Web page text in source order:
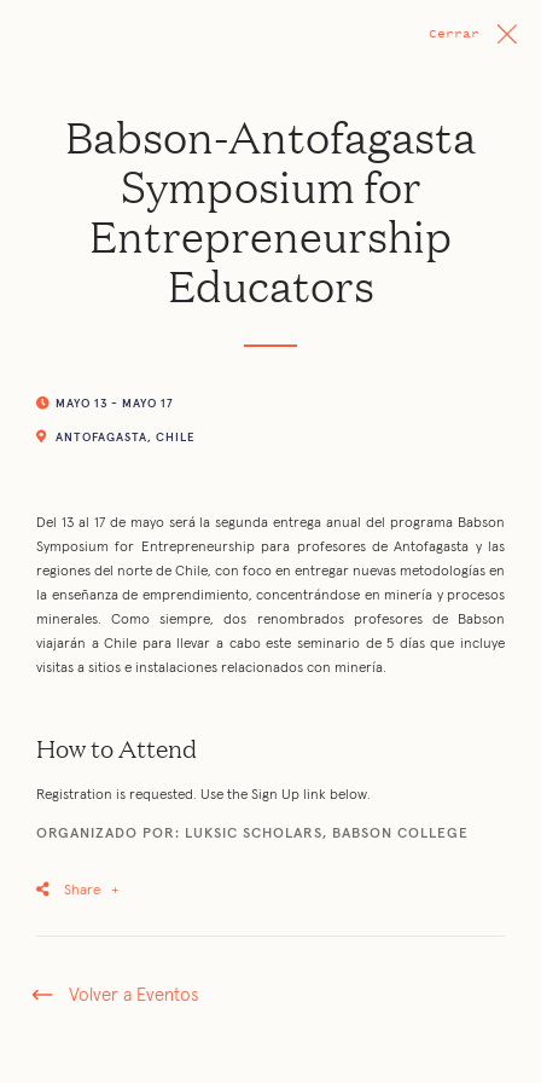
Cerrar
Babson-Antofagasta
Symposium for
Entrepreneurship
Educators
MAYO 13 - MAYO 17
ANTOFAGASTA, CHILE
Del 13 al 17 de mayo será la segunda entrega anual del programa Babson
Symposium for Entrepreneurship para profesores de Antofagasta y las
regiones del norte de Chile, con foco en entregar nuevas metodologías en
la enseñanza de emprendimiento, concentrándose en minería y procesos
minerales. Como siempre, dos renombrados profesores de Babson
viajarán a Chile para llevar a cabo este seminario de 5 días que incluye
visitas a sitios e instalaciones relacionados con minería.
How to Attend
Registration is requested. Use the Sign Up link below.
ORGANIZADO POR: LUKSIC SCHOLARS, BABSON COLLEGE
Share +
Volver a Eventos